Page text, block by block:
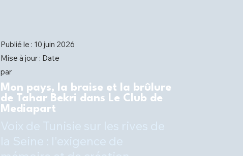
Publié le : 10 juin 2026
Mise à jour : Date
par
Mon pays, la braise et la brûlure
de Tahar Bekri dans Le Club de
Mediapart